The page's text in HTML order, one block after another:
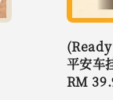
平安车
RM